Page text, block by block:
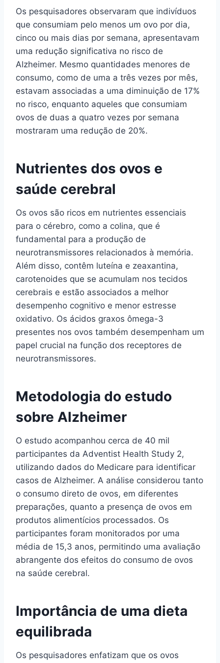
Os pesquisadores observaram que indivíduos
que consumiam pelo menos um ovo por dia,
cinco ou mais dias por semana, apresentavam
uma redução significativa no risco de
Alzheimer. Mesmo quantidades menores de
consumo, como de uma a três vezes por mês,
estavam associadas a uma diminuição de 17%
no risco, enquanto aqueles que consumiam
ovos de duas a quatro vezes por semana
mostraram uma redução de 20%.
Nutrientes dos ovos e
saúde cerebral
Os ovos são ricos em nutrientes essenciais
para o cérebro, como a colina, que é
fundamental para a produção de
neurotransmissores relacionados à memória.
Além disso, contêm luteína e zeaxantina,
carotenoides que se acumulam nos tecidos
cerebrais e estão associados a melhor
desempenho cognitivo e menor estresse
oxidativo. Os ácidos graxos ômega-3
presentes nos ovos também desempenham um
papel crucial na função dos receptores de
neurotransmissores.
Metodologia do estudo
sobre Alzheimer
O estudo acompanhou cerca de 40 mil
participantes da Adventist Health Study 2,
utilizando dados do Medicare para identificar
casos de Alzheimer. A análise considerou tanto
o consumo direto de ovos, em diferentes
preparações, quanto a presença de ovos em
produtos alimentícios processados. Os
participantes foram monitorados por uma
média de 15,3 anos, permitindo uma avaliação
abrangente dos efeitos do consumo de ovos
na saúde cerebral.
Importância de uma dieta
equilibrada
Os pesquisadores enfatizam que os ovos